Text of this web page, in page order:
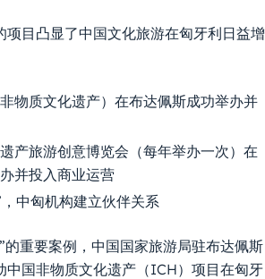
项目凸显了中国文化旅游在匈牙利日益增
物质文化遗产）在布达佩斯成功举办并
产旅游创意博览会（每年举办一次）在
并投入商业运营
中匈机构建立伙伴关系
的重要案例，中国国家旅游局驻布达佩斯
中国非物质文化遗产（ICH）项目在匈牙